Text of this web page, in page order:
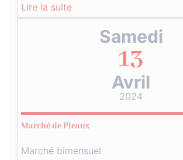
Lire la suite
Samedi
13
Avril
2024
Marché de Pleaux
Marché bimensuel